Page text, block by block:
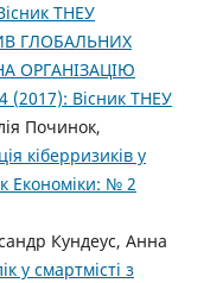
ТНЕУ
ГЛОБАЛЬНИХ
ОРГАНІЗАЦІЮ
(2017): Вісник ТНЕУ
Починок,
кіберризиків у
Економіки: № 2
Кундеус, Анна
у смартмісті з